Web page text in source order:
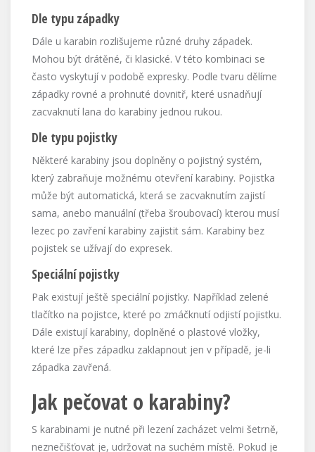
Dle typu západky
Dále u karabin rozlišujeme různé druhy západek.
Mohou být drátěné, či klasické. V této kombinaci se
často vyskytují v podobě expresky. Podle tvaru dělíme
západky rovné a prohnuté dovnitř, které usnadňují
zacvaknutí lana do karabiny jednou rukou.
Dle typu pojistky
Některé karabiny jsou doplněny o pojistný systém,
který zabraňuje možnému otevření karabiny. Pojistka
může být automatická, která se zacvaknutím zajistí
sama, anebo manuální (třeba šroubovací) kterou musí
lezec po zavření karabiny zajistit sám. Karabiny bez
pojistek se užívají do expresek.
Speciální pojistky
Pak existují ještě speciální pojistky. Například zelené
tlačítko na pojistce, které po zmáčknutí odjistí pojistku.
Dále existují karabiny, doplněné o plastové vložky,
které lze přes západku zaklapnout jen v případě, je-li
západka zavřená.
Jak pečovat o karabiny?
S karabinami je nutné při lezení zacházet velmi šetrně,
neznečišťovat je, udržovat na suchém místě. Pokud je